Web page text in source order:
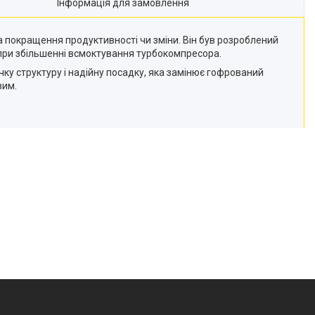
Інформація для замовлення
продуктивності чи зміни. Він був розроблений
збільшенні всмоктування турбокомпресора.
структуру і надійну посадку, яка замінює гофрований